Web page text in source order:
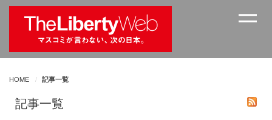
HOME 記事一覧
記事一覧